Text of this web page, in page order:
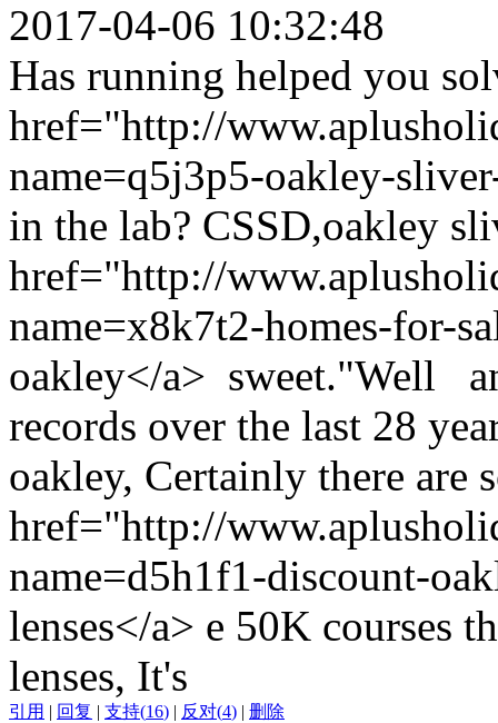
2017-04-06 10:32:48
Has running helped you
href="http://
name=q5j3p5-oakley-
in the lab? CSSD,oakley
href="http://
name=x8k7t2-homes-for-
oakley</a> sweet."Well
records over the last 28
oakley, Certainly there are
href="http://
name=d5h1f1-discount-
lenses</a> e 50K courses
lenses, It's
引用 | 回复 | 支持(16) | 反对(4) | 删除